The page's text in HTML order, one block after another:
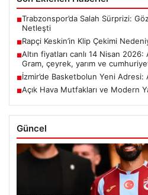
■Trabzonspor’da Salah Sürprizi:
Netleşti
■Rapçi Keskin’in Klip Çekimi
■Altın fiyatları canlı 14 Nisan
Gram, çeyrek, yarım ve cumhuriyet
■İzmir’de Basketbolun Yeni
■Açık Hava Mutfakları ve Modern
Güncel